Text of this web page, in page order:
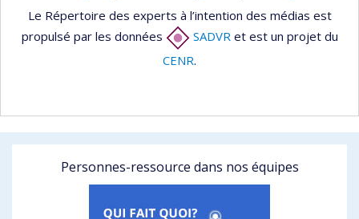
Le Répertoire des experts à l’intention des médias est
propulsé par les données
SADVRet est un projet du
CENR.
Personnes-ressource dans nos équipes